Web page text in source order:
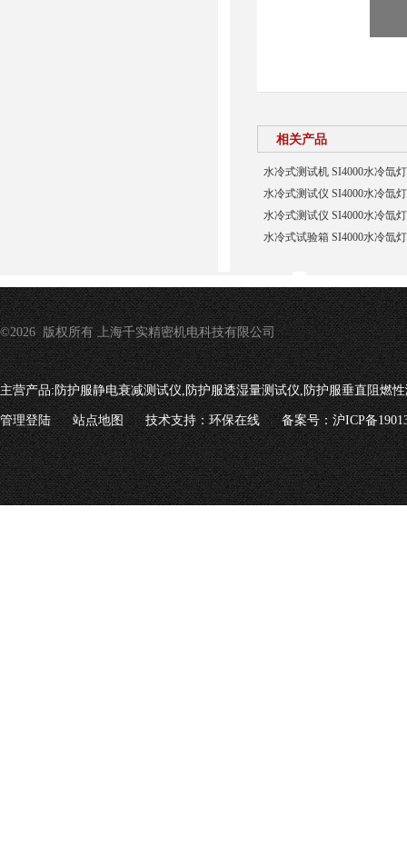
相关产品
水冷式测试机 SI4000水冷氙
水冷式测试仪 SI4000水冷氙
水冷式测试仪 SI4000水冷氙
水冷式试验箱 SI4000水冷氙
©2026 版权所有 上海千实精密机电科技有限公司
主营产品:防护服静电衰减测试仪,防护服透湿量测试仪,防护服垂直阻燃
管理登陆 站点地图 技术支持：环保在线 备案号：沪ICP备